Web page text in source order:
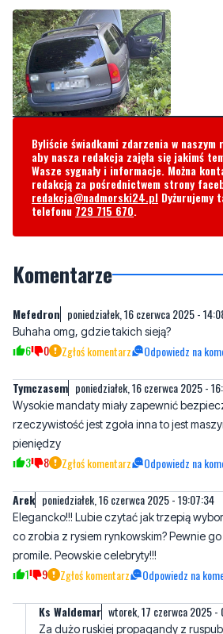
Byliście świadkami zdarzenia w naszym
aby nasza redakcja zajęła się jakimś
Wasze sygnały i informacje. Można
redakcja@nadmorski24.plDyżurujemy
telefonu729 715 670.
Komentarze
Buhaha omg, gdzie takich sieją?
Tymczasem poniedziałek, 16 czerwca 2025 -
Wysokie mandaty miały zapewnić
pieniędzy
3 8 Zgłoś komentarz Odpowiedz na
Arek poniedziałek, 16 czerwca 2025 - 19:07:34
Elegancko!!! Lubie czytać jak trzepią
promile. Peowskie celebryty!!!
1 9 Zgłoś komentarz Odpowiedz na
Ks Waldemar wtorek, 17 czerwca 2025 -
Za dużo ruskiej propagandy z
3 3 Zgłoś komentarz Odpowiedz